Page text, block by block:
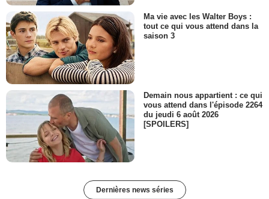
Ma vie avec les Walter Boys :
tout ce qui vous attend dans la
saison 3
Demain nous appartient : ce qui
vous attend dans l'épisode 2264
du jeudi 6 août 2026
[SPOILERS]
Dernières news séries